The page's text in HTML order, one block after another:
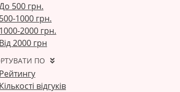
500 грн.
500-1000 грн.
1000-2000 грн.
Від 2000 грн
ПО
Рейтингу
Кількості відгуків